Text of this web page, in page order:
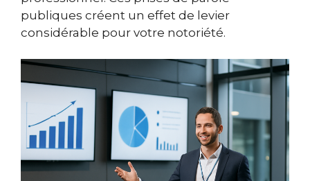
publiques créent un effet de levier
considérable pour votre notoriété.